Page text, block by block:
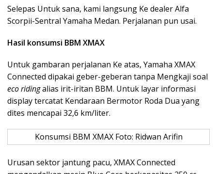
Selepas Untuk sana, kami langsung Ke dealer Alfa
Scorpii-Sentral Yamaha Medan. Perjalanan pun usai.
Hasil konsumsi BBM XMAX
Untuk gambaran perjalanan Ke atas, Yamaha XMAX
Connected dipakai geber-geberan tanpa Mengkaji soal
eco ridingalias irit-iritan BBM. Untuk layar informasi
display tercatat Kendaraan Bermotor Roda Dua yang
dites mencapai 32,6 km/liter.
Konsumsi BBM XMAX Foto: Ridwan Arifin
Urusan sektor jantung pacu, XMAX Connected